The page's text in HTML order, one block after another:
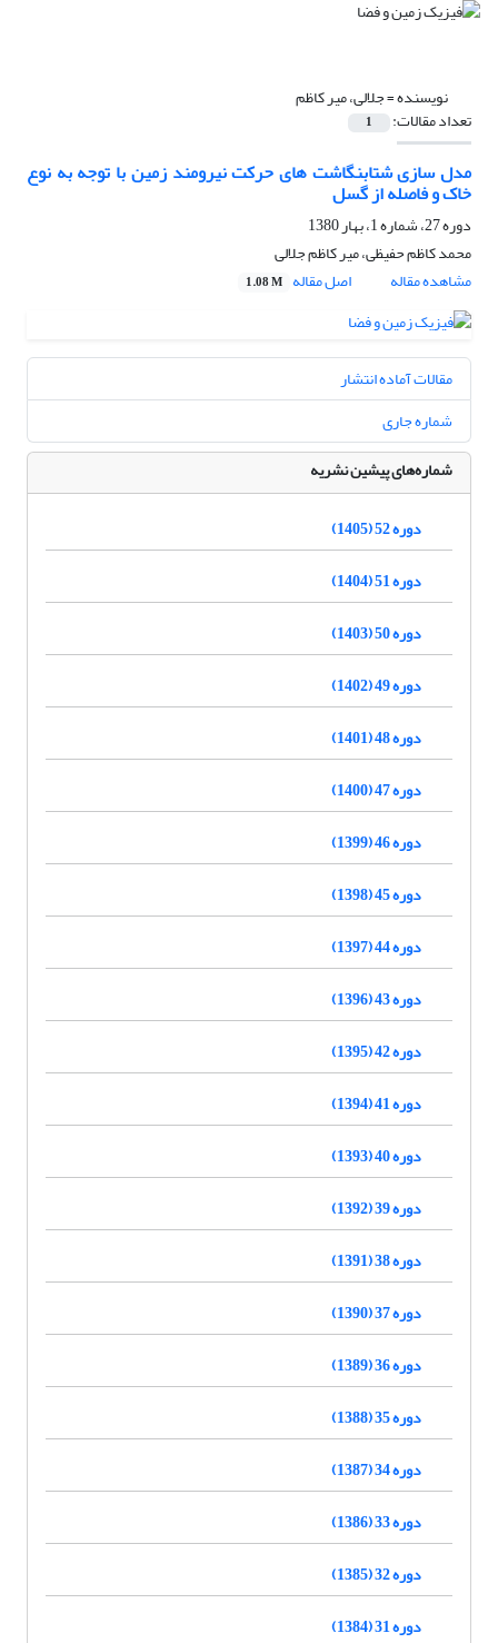
نویسنده =جلالی، میر کاظم
تعداد مقالات: 1
مدل سازی شتابنگاشت های حرکت نیرومند زمین با توجه به نوع
خاک و فاصله از گسل
دوره 27، شماره 1، بهار 1380
محمد کاظم حفیظی، میر کاظم جلالی
مشاهده مقاله
اصل مقاله 1.08 M
مقالات آماده انتشار
شماره جاری
شماره‌های پیشین نشریه
دوره 52 (1405)
دوره 51 (1404)
دوره 50 (1403)
دوره 49 (1402)
دوره 48 (1401)
دوره 47 (1400)
دوره 46 (1399)
دوره 45 (1398)
دوره 44 (1397)
دوره 43 (1396)
دوره 42 (1395)
دوره 41 (1394)
دوره 40 (1393)
دوره 39 (1392)
دوره 38 (1391)
دوره 37 (1390)
دوره 36 (1389)
دوره 35 (1388)
دوره 34 (1387)
دوره 33 (1386)
دوره 32 (1385)
دوره 31 (1384)